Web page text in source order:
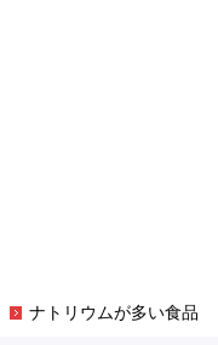
ナトリウムが多い食品